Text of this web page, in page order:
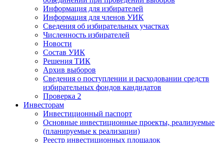
Информация для избирателей
Информация для членов УИК
Сведения об избирательных участках
Численность избирателей
Новости
Состав УИК
Решения ТИК
Архив выборов
Сведения о поступлении и расходовании средств
избирательных фондов кандидатов
Проверка 2
Инвесторам
Инвестиционный паспорт
Основные инвестиционные проекты, реализуемые
(планируемые к реализации)
Реестр инвестиционных площадок